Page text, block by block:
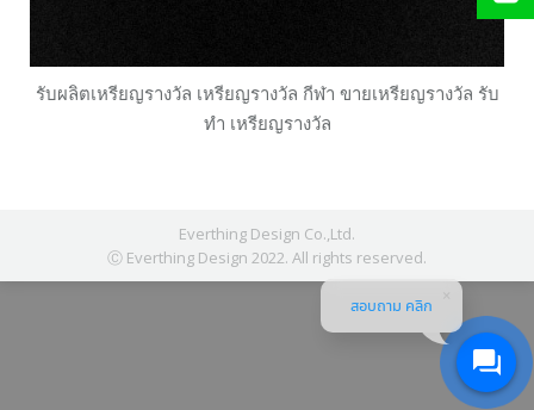
รับผลิตเหรียญรางวัล เหรียญรางวัล กีฬา ขายเหรียญรางวัล รับ
ทำ เหรียญรางวัล
Everthing Design Co.,Ltd.
Ⓒ Everthing Design 2022. All rights reserved.
สอบถาม คลิก